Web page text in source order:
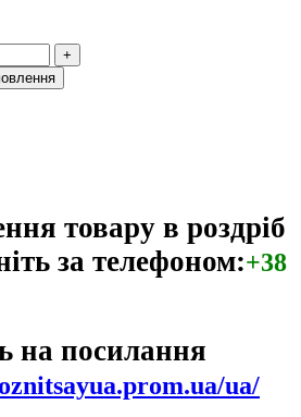
+
товару в роздріб
за телефоном:+38
на посилання
ua/